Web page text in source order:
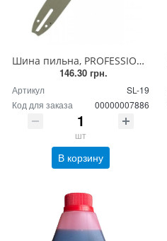
Шина пильна, PROFESSIONAL, для китайских бензопил 40 см/16" , (шаг 0,325 на 64 звена), паз 1,5/0,058
146.30 грн.
Артикул
SL-19
Код для заказа
00000007886
шт
В корзину